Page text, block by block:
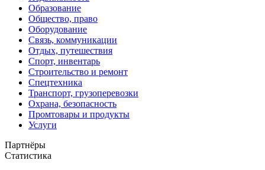
Образование
Общество, право
Оборудование
Связь, коммуникации
Отдых, путешествия
Спорт, инвентарь
Строительство и ремонт
Спецтехника
Транспорт, грузоперевозки
Охрана, безопасность
Промтовары и продукты
Услуги
Партнёры
Статистика